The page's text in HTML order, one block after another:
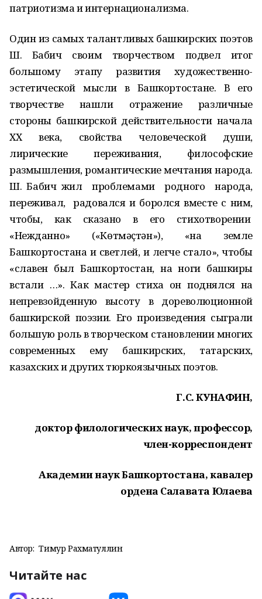
патриотизма и интернационализма.
Один из самых талантливых башкирских поэтов
Ш. Бабич своим творчеством подвел итог
большому этапу развития художественно-
эстетической мысли в Башкортостане. В его
творчестве нашли отражение различные
стороны башкирской действительности начала
ХХ века, свойства человеческой души,
лирические переживания, философские
размышления, романтические мечтания народа.
Ш. Бабич жил проблемами родного народа,
переживал, радовался и боролся вместе с ним,
чтобы, как сказано в его стихотворении
«Нежданно» («Көтмәҫтән»), «на земле
Башкортостана и светлей, и легче стало», чтобы
«славен был Башкортостан, на ноги башкиры
встали …». Как мастер стиха он поднялся на
непревзойденную высоту в дореволюционной
башкирской поэзии. Его произведения сыграли
большую роль в творческом становлении многих
современных ему башкирских, татарских,
казахских и других тюркоязычных поэтов.
Г.С. КУНАФИН,
доктор филологических наук, профессор,
член-корреспондент
Академии наук Башкортостана, кавалер
ордена Салавата Юлаева
Автор: Тимур Рахматуллин
Читайте нас